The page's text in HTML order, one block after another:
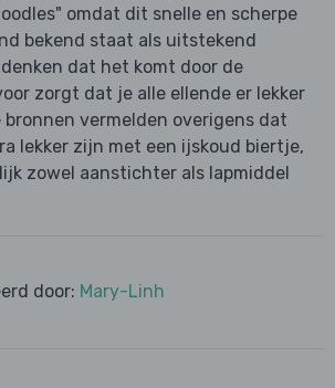
omdat dit snelle en scherpe
bekend staat als uitstekend
dat het komt door de
zorgt dat je alle ellende er lekker
vermelden overigens dat
lekker zijn met een ijskoud biertje,
zowel aanstichter als lapmiddel
door: Mary-Linh